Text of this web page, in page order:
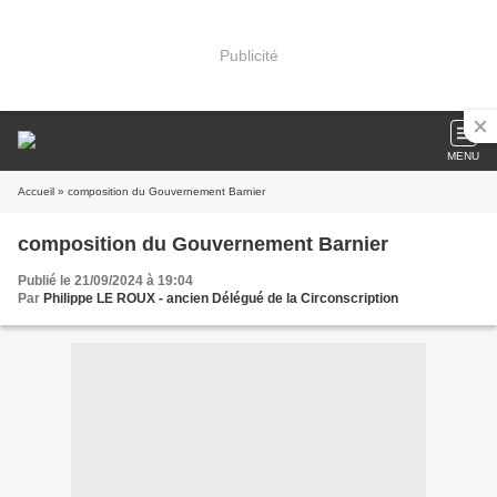
Publicité
MENU
Accueil » composition du Gouvernement Barnier
composition du Gouvernement Barnier
Publié le 21/09/2024 à 19:04
Par Philippe LE ROUX - ancien Délégué de la Circonscription